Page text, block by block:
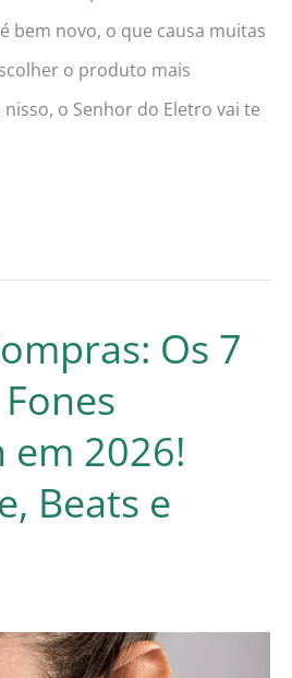
bem novo, o que causa muitas
o produto mais
o Senhor do Eletro vai te
Os 7
2026!
Beats e